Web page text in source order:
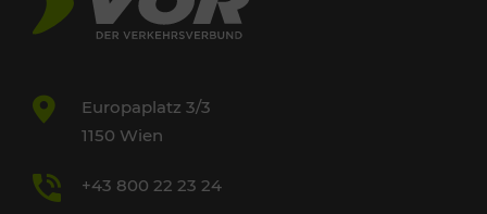
Europaplatz 3/3
1150 Wien
+43 800 22 23 24